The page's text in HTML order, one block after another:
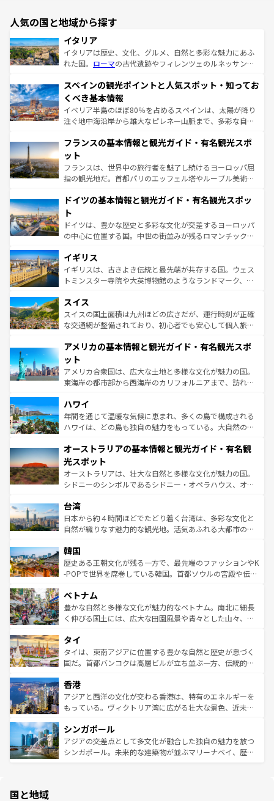
人気の国と地域から探す
イタリア
イタリアは歴史、文化、グルメ、自然と多彩な魅力にあふ
れた国。 ローマの古代遺跡やフィレンツェのルネッサンス
ろん、トスカーナの美しい田園風景やアマルフィ海岸の絶
景など、自然景観も見逃せない。観光の合間には、本場の
ピザやパスタなど、絶品のイタリア料理を堪能することも
できる。朝目覚めてから夜眠るまで、すべての瞬間を楽し
なお、新着のイタリア情報はコンテンツ一覧を参照してほ
しい。
スペインの観光ポイントと人気スポット・知ってお
くべき基本情報
イベリア半島のほぼ80％を占めるスペインは、太陽が降り
注ぐ地中海沿岸から雄大なピレネー山脈まで、多彩な自然
文化が根付くこの国では、情熱的なフラメンコ、熱気あふ
れる闘牛、そして美味しいタパスが生活の一部となってい
る。首都マドリードの洗練された雰囲気や、バルセロナの
アートに溢れた街角から、地方では古代ローマ遺跡や中世
せる。地方によって風土や気候が異なるスペインはその個
ンテンツ一覧 を参照してほしい。
フランスの基本情報と観光ガイド・有名観光スポ
ット
フランスは、世界中の旅行者を魅了し続けるヨーロッパ屈
指の観光地だ。首都パリのエッフェル塔やルーブル美術館
で、幅広い魅力が詰まっている。華麗な宮殿、歴史的な大
聖堂、美しいビーチ、そして豊かな自然が、訪れる者を心
から魅了する。また、フランスは美食の国としても知ら
れ、フランス料理はユネスコ無形文化遺産にも登録されて
香り高いラベンダー畑など、多彩な楽しみ方が可能だ。さ
らに、パリ以外の地域にも魅力が溢れており、どの街角に
も豊かな歴史と文化が息づいている。パリ以外の個性あふ
を参照してほしい。
ドイツの基本情報と観光ガイド・有名観光スポッ
ト
ドイツは、豊かな歴史と多彩な文化が交差するヨーロッパ
の中心に位置する国。中世の街並みが残るロマンチック街
顔を持つこの国は、どこを歩いても飽きることがない。ベ
ルリンの文化的活気、バイエルン州のアルプスの絶景、そ
してライン川沿いのワイン畑といった風景は必見。ビール
は、お酒好きな人にはぜひ体験してほしい。 なお、新着の
ドイツ情報はコンテンツ一覧を参照してほしい。
イギリス
イギリスは、古きよき伝統と最先端が共存する国。ウェス
トミンスター寺院や大英博物館のようなランドマーク、歴
リアごとに異なる魅力がある。また、優雅なアフタヌーン
ティー、ビール好きにはたまらない英国パブ、サッカー観
戦など、本場だからこそできる体験も豊富。イギリスを旅
ンツ一覧を参照してほしい。
スイス
スイスの国土面積は九州ほどの広さだが、運行時刻が正確
な交通網が整備されており、初心者でも安心して個人旅行
の建物がそのまま残る町や、スイスならではのユニークな
博物館もあり、アルプス観光だけでなく町歩きも満喫する
ことができる。国民の所得が高いため物価も高いが、旅行
者向けの交通パス提供のサービスもあり、うまく活用すれ
着のスイス情報は
アメリカの基本情報と観光ガイド・有名観光スポ
ット
アメリカ合衆国は、広大な土地と多様な文化が魅力の国。
東海岸の都市部から西海岸のカリフォルニアまで、訪れる
のような巨大都市は、観光、ショッピング、エンターテイ
ンメントが詰まった刺激的なスポットだ。一方、アメリカ
西部には大自然が広がり、グランドキャニオンやイエロー
部のニューオーリンズでは、音楽と美食が融合した独特の
文化が魅力。旅行者はアメリカの各地域で異なる魅力を楽
しみながら、その多様性と豊かな歴史を感じることができ
るだろう。車でのロードトリップや列車の旅も、アメリカ
情報は
ハワイ
年間を通じて温暖な気候に恵まれ、多くの島で構成される
ハワイは、どの島も独自の魅力をもっている。大自然の神
ワイ島は見逃せない。また、定番の観光地といえばオアフ
島だが、静かな自然を求めるならマウイ島やカウアイ島が
おすすめ。エメラルドグリーンに輝く海をはじめ、豊かな
文化や歴史が息づいている。「アロハスピリット」と呼ば
人々、おいしいローカルフードやハワイアンミュージッ
ク、伝統的なフラダンスなど、すべてがハワイの魅力を彩
っている。訪れるたびに新しい発見と感動が待っているハ
はコンテンツ一覧
オーストラリアの基本情報と観光ガイド・有名観
光スポット
オーストラリアは、壮大な自然と多様な文化が魅力の国。
シドニーのシンボルであるシドニー・オペラハウス、オー
リアリーフや大陸中央部にそびえるウルル（エアーズロッ
ク）、タスマニアの美しい原生林やケアンズの熱帯雨林な
ど、見どころがたくさん。また、カフェやワイン、オージ
いる。アクティビティも充実しており、サーフィンやダイ
ビング、ハイキングなど、アウトドア好きにはたまらな
い。オーストラリアの多彩な魅力を存分に味わいつくそ
参照してほしい。
台湾
日本から約４時間ほどでたどり着く台湾は、多彩な文化と
自然が織りなす魅力的な観光地。活気あふれる大都市の台
ン）、静ひつな山岳地帯である台湾東部など、都市の喧騒
と山間の静けさが共存しており、訪れる人に新しい発見と
驚きをもたらしてくれる。また、奥深い台湾の食文化も魅
容にもいいと評判のスイーツなど、バラエティ豊かな料理
が味わえる。 なお、新着の台湾情報は コンテンツ一覧を参
照してほしい。
韓国
歴史ある王朝文化が残る一方で、最先端のファッションやK
-POPで世界を席巻している韓国。首都ソウルの宮殿や伝統
き、地方に足を延ばせば四季折々の自然美を楽しむことが
できる。そして、キムチや焼肉、絶品のストリートフード
まで、さまざまな韓国料理が待っている。夜には、韓国な
リティに包まれながら、韓国の多彩な魅力を心ゆくまで味
わってみてほしい。 なお、新着の韓国情報はコンテンツ一
覧を参照してほしい。
ベトナム
豊かな自然と多様な文化が魅力的なベトナム。南北に細長
く伸びる国土には、広大な田園風景や青々とした山々、世
急速な発展と共に伝統が息づく。ハノイの古い町並みやホ
ーチミン市のフランス統治時代の建物も、独特の雰囲気を
醸し出している。また、バラエティの豊かさとおいしさで
とつ。フォーやバインミー、ベトナムコーヒーなどは、ぜ
ひ現地で味わいたい。どの地域を訪れてもあたたかい人々
が旅行者を迎えてくれるので、きっと忘れられない旅にな
参照してほしい。
タイ
タイは、東南アジアに位置する豊かな自然と歴史が息づく
国だ。首都バンコクは高層ビルが立ち並ぶ一方、伝統的な
の活気が交差している。北部ではチェンマイなどの山岳地
帯で自然と触れ合い、南部ではプーケットやクラビの美し
いビーチでリゾート気分を楽しむことができる。タイ料理
激する。気候は一年中温暖で、どの季節にも異なる楽しみ
が待っている。親しみやすいタイの人々、仏教を中心とし
た文化、そして多様な観光資源が、訪れる旅人を魅了し続
香港
アジアと西洋の文化が交わる香港は、特有のエネルギーを
もっている。ヴィクトリア湾に広がる壮大な景色、近未来
み、どこを訪れても感動するはず。観光スポットが密集し
ており、効率よく見どころを回れるのも魅力。息をのむよ
うな絶景から文化的な体験まで、香港を存分に楽しみ尽く
シンガポール
アジアの交差点として多文化が融合した独自の魅力を放つ
シンガポール。未来的な建築物が並ぶマリーナベイ、歴史
国と地域